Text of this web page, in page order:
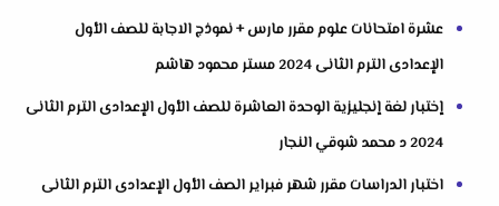
عشرة امتحانات علوم مقرر مارس + نموذج الاجابة للصف الأول
الإعدادى الترم الثانى 2024 مستر محمود هاشم
إختبار لغة إنجليزية الوحدة العاشرة للصف الأول الإعدادى الترم الثانى
2024 د محمد شوقي النجار
اختبار الدراسات مقرر شهر فبراير الصف الأول الإعدادى الترم الثانى